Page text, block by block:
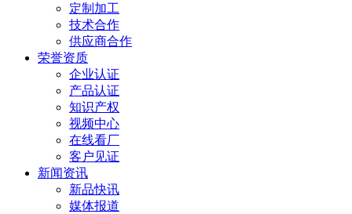
定制加工
技术合作
供应商合作
荣誉资质
企业认证
产品认证
知识产权
视频中心
在线看厂
客户见证
新闻资讯
新品快讯
媒体报道